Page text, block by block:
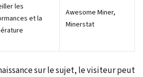
les
et la
Awesome Miner,
Minerstat
sur le sujet, le visiteur peut